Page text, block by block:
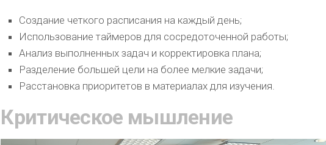
Создание четкого расписания на каждый день;
Использование таймеров для сосредоточенной работы;
Анализ выполненных задач и корректировка плана;
Разделение большей цели на более мелкие задачи;
Расстановка приоритетов в материалах для изучения.
Критическое мышление